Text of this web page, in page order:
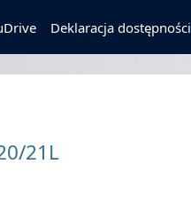
Deklaracja dostępności
21L